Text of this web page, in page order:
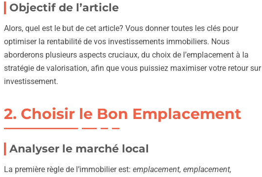
Objectif de l’article
Alors, quel est le but de cet article? Vous donner toutes les clés pour
optimiser la rentabilité de vos investissements immobiliers. Nous
aborderons plusieurs aspects cruciaux, du choix de l’emplacement à la
stratégie de valorisation, afin que vous puissiez maximiser votre retour sur
investissement.
2. Choisir le Bon Emplacement
Analyser le marché local
La première règle de l’immobilier est: emplacement, emplacement,